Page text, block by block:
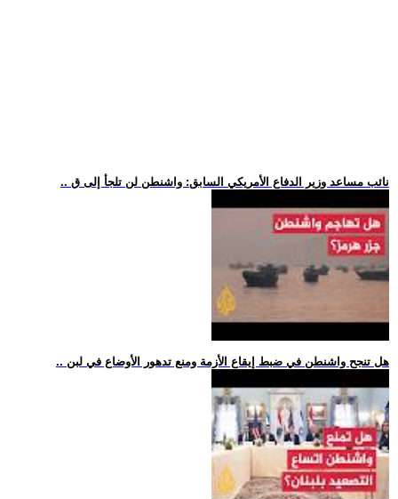
.. نائب مساعد وزير الدفاع الأمريكي السابق: واشنطن لن تلجأ إلى ق
.. هل تنجح واشنطن في ضبط إيقاع الأزمة ومنع تدهور الأوضاع في لبن